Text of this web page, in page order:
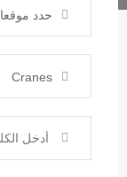
حدد موقعا
Cranes